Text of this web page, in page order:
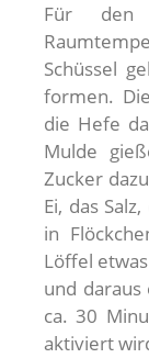
Für den
Schüssel
formen.
die Hefe
Mulde
Zucker
Ei, das
in
Löffel
und
ca. 30
aktiviert